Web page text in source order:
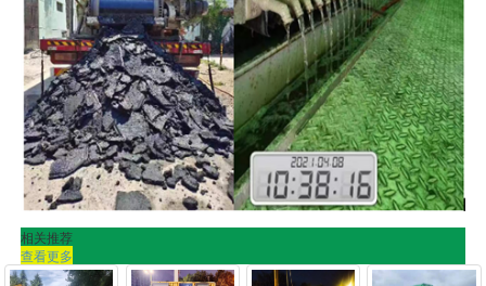
相关推荐
查看更多